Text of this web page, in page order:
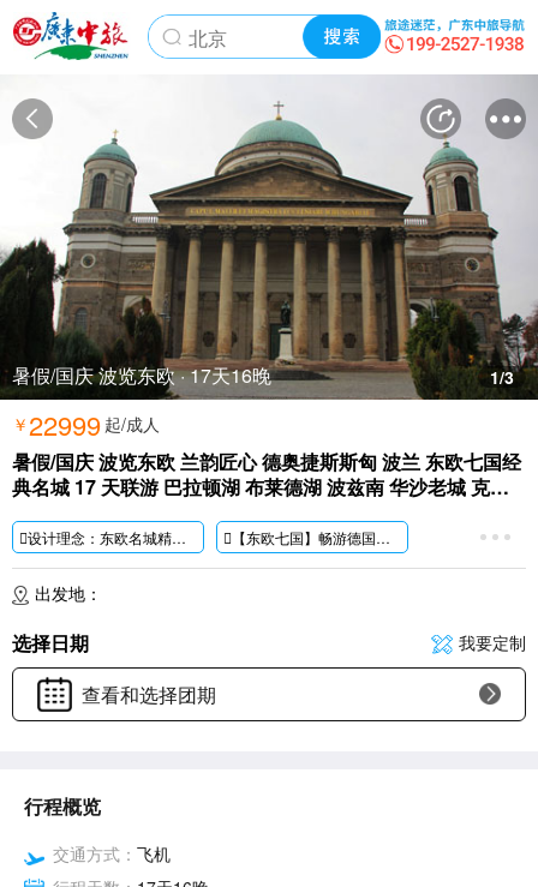
1/3
暑假/国庆 波览东欧 · 17天16晚
￥22999 起/成人
暑假/国庆 波览东欧 兰韵匠心 德奥捷斯斯匈 波兰 东欧七国经
典名城 17 天联游 巴拉顿湖 布莱德湖 波兹南 华沙老城 克拉
设计理念： 东欧名城精华之旅，严选路线，尽享奥匈帝国的风采。东欧的浪漫，只有您亲身体验才知道。 【东欧七国】畅游德国、 奥地利、斯洛
【邂逅渔人堡】在塔尖寻找匈牙利的浪漫，一览多瑙河的妩媚多姿，鸟瞰布达佩斯全城风光; 【双湖区】-布莱德湖-搭乘【布莱德传统木舟】登上布莱德湖心小岛，欣赏矗立在悬崖峭壁上童话般的城堡俯瞰美景;巴拉顿湖-匈牙利最大淡水湖，两岸景色尽收眼底
出发地：
选择日期 我要定制
查看和选择团期
行程概览
交通方式： 飞机